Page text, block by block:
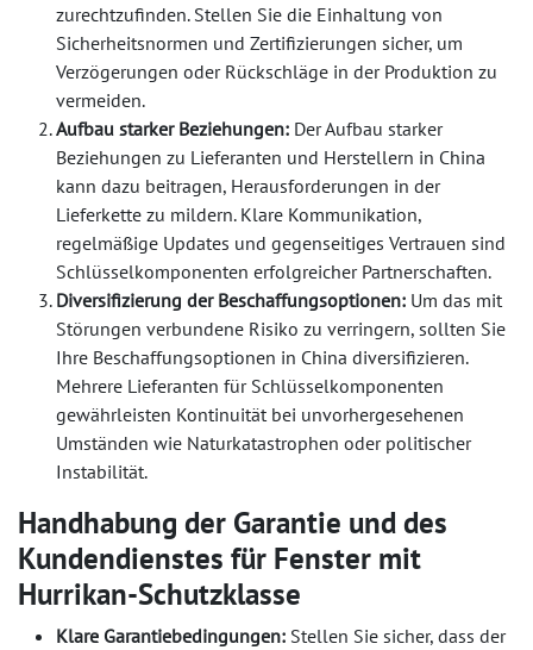
zurechtzufinden. Stellen Sie die Einhaltung von
Sicherheitsnormen und Zertifizierungen sicher, um
Verzögerungen oder Rückschläge in der Produktion zu
vermeiden.
Aufbau starker Beziehungen: Der Aufbau starker
Beziehungen zu Lieferanten und Herstellern in China
kann dazu beitragen, Herausforderungen in der
Lieferkette zu mildern. Klare Kommunikation,
regelmäßige Updates und gegenseitiges Vertrauen sind
Schlüsselkomponenten erfolgreicher Partnerschaften.
Diversifizierung der Beschaffungsoptionen: Um das mit
Störungen verbundene Risiko zu verringern, sollten Sie
Ihre Beschaffungsoptionen in China diversifizieren.
Mehrere Lieferanten für Schlüsselkomponenten
gewährleisten Kontinuität bei unvorhergesehenen
Umständen wie Naturkatastrophen oder politischer
Instabilität.
Handhabung der Garantie und des
Kundendienstes für Fenster mit
Hurrikan-Schutzklasse
Klare Garantiebedingungen: Stellen Sie sicher, dass der